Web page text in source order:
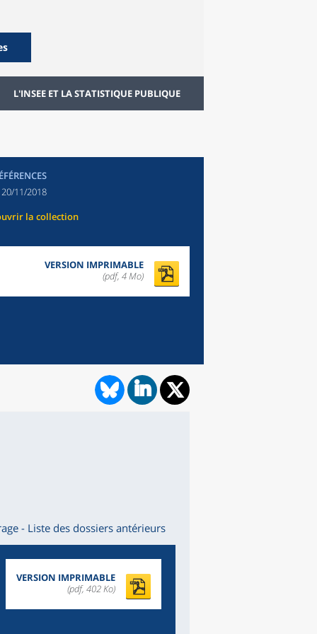
L'INSEE ET LA STATISTIQUE PUBLIQUE
20/11/2018
la collection
VERSION IMPRIMABLE
(pdf, 4 Mo)
- Liste des dossiers antérieurs
VERSION IMPRIMABLE
(pdf, 402 Ko)